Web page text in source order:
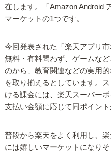
在します。「Amazon Android
マーケットの1つです。
今回発表された「楽天アプリ
無料・有料問わず、ゲームな
のから、教育関連などの実用
を取り揃えるとしています。
ける課金には、楽天スーパー
支払い金額に応じて同ポイント
普段から楽天をよく利用し、
には嬉しいマーケットになり